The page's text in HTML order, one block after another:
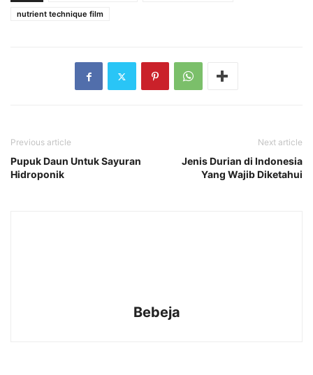
nutrient technique film
Previous article
Pupuk Daun Untuk Sayuran
Hidroponik
Next article
Jenis Durian di Indonesia
Yang Wajib Diketahui
Bebeja